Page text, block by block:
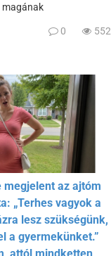
0 552
az ajtóm
„Terhes vagyok a
lesz szükségünk,
a gyermekünket.”